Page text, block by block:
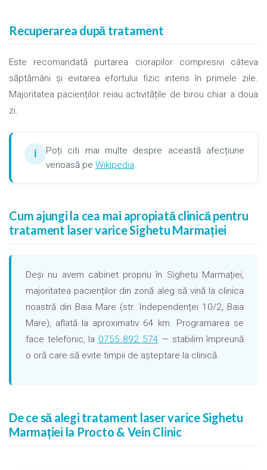
Recuperarea după tratament
Este recomandată purtarea ciorapilor compresivi câteva
săptămâni și evitarea efortului fizic intens în primele zile.
Majoritatea pacienților reiau activitățile de birou chiar a doua
zi.
ℹ
Poți citi mai multe despre această afecțiune
venoasă pe Wikipedia.
Cum ajungi la cea mai apropiată clinică pentru
tratament laser varice Sighetu Marmației
Deși nu avem cabinet propriu în Sighetu Marmației,
majoritatea pacienților din zonă aleg să vină la clinica
noastră din Baia Mare (str. Independenței 10/2, Baia
Mare), aflată la aproximativ 64 km. Programarea se
face telefonic, la 0755 892 574 — stabilim împreună
o oră care să evite timpii de așteptare la clinică.
De ce să alegi tratament laser varice Sighetu
Marmației la Procto & Vein Clinic